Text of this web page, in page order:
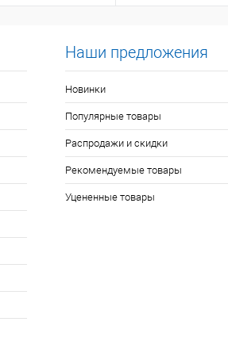
Наши предложения
Новинки
Популярные товары
Распродажи и скидки
Рекомендуемые товары
Уцененные товары